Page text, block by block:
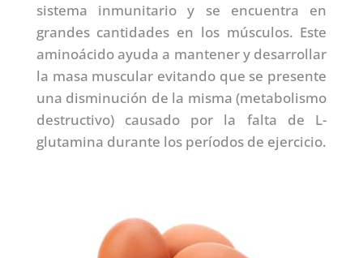
sistema inmunitario y se encuentra en
grandes cantidades en los músculos. Este
aminoácido ayuda a mantener y desarrollar
la masa muscular evitando que se presente
una disminución de la misma (metabolismo
destructivo) causado por la falta de L-
glutamina durante los períodos de ejercicio.